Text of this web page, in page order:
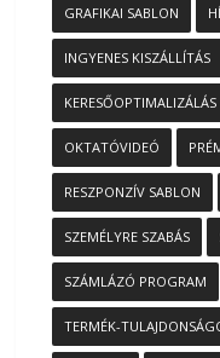
GRAFIKAI SABLON
INGYENES KISZÁLLÍTÁS
KERESŐOPTIMALIZÁLÁS
OKTATÓVIDEÓ
RESZPONZÍV SABLON
SZEMÉLYRE SZABÁS
SZÁMLÁZÓ PROGRAM
TERMÉK-